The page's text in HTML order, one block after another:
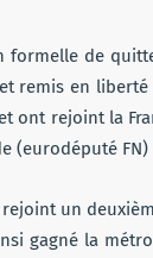
formelle de
remis en liberté
ont rejoint la
(eurodéputé
un
gagné la